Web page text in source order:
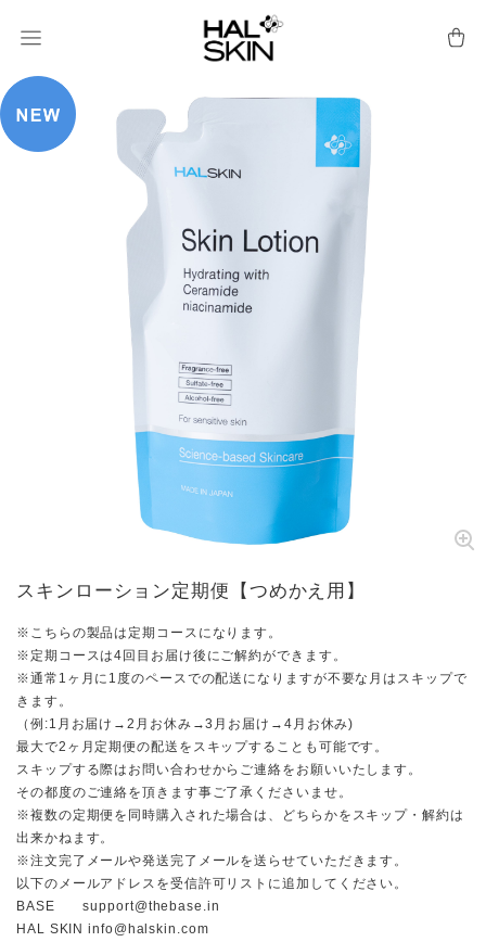
スキンローション定期便【つめかえ用】
※こちらの製品は定期コースになります。
※定期コースは4回目お届け後にご解約ができます。
※通常1ヶ月に1度のペースでの配送になりますが不要な月はスキップで
きます。
（例:1月お届け→2月お休み→3月お届け→4月お休み)
最大で2ヶ月定期便の配送をスキップすることも可能です。
スキップする際はお問い合わせからご連絡をお願いいたします。
その都度のご連絡を頂きます事ご了承くださいませ。
※複数の定期便を同時購入された場合は、どちらかをスキップ・解約は
出来かねます。
※注文完了メールや発送完了メールを送らせていただきます。
以下のメールアドレスを受信許可リストに追加してください。
BASEsupport@thebase.in
HAL SKINinfo@halskin.com